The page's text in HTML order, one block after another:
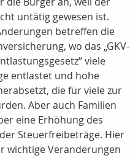
untätig gewesen ist.
betreffen die
wo das „GKV-
viele
entlastet und hohe
die für viele zur
Aber auch Familien
eine Erhöhung des
Steuerfreibeträge. Hier
wichtige Veränderungen